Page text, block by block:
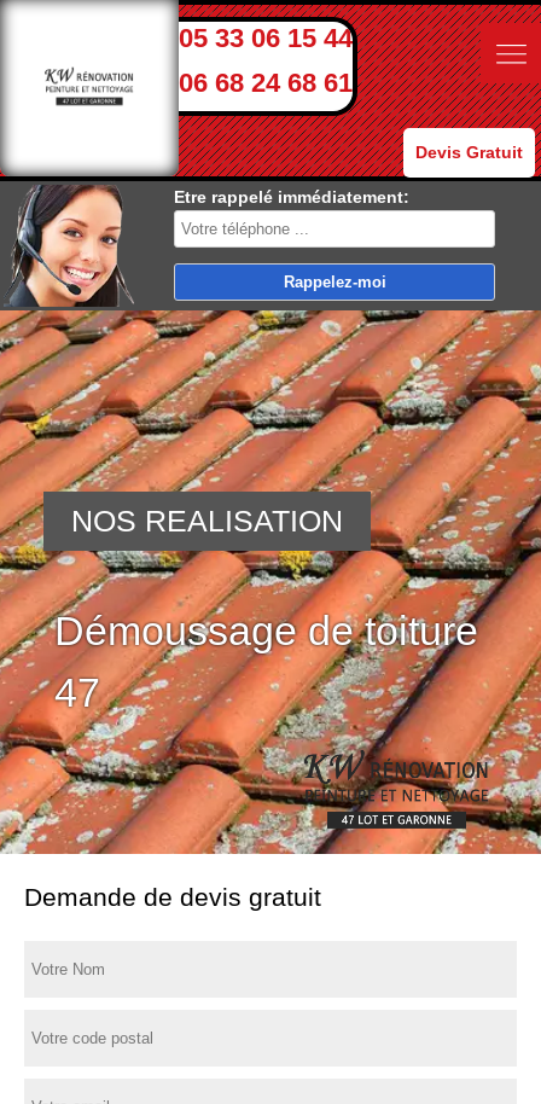
05 33 06 15 44
06 68 24 68 61
Devis Gratuit
Etre rappelé immédiatement:
Démoussage de toiture
47
NOS REALISATION
Demande de devis gratuit